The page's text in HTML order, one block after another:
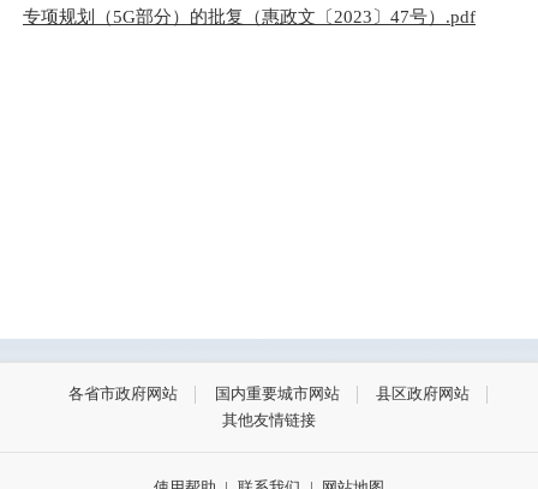
专项规划（5G部分）的批复（惠政文〔2023〕47号）.pdf
各省市政府网站 国内重要城市网站
县区政府网站
其他友情链接